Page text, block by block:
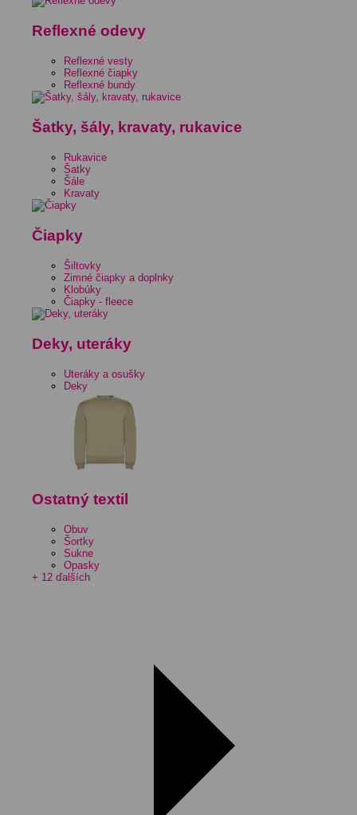
Reflexné odevy
Reflexné vesty
Reflexné čiapky
Reflexné bundy
Šatky, šály, kravaty, rukavice
Rukavice
Šatky
Šále
Kravaty
Čiapky
Šiltovky
Zimné čiapky a doplnky
Klobúky
Čiapky - fleece
Deky, uteráky
Uteráky a osušky
Deky
Ostatný textil
Obuv
Šortky
Sukne
Opasky
+ 12 ďalších